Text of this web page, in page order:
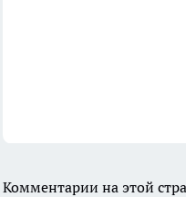
Комментарии на этой